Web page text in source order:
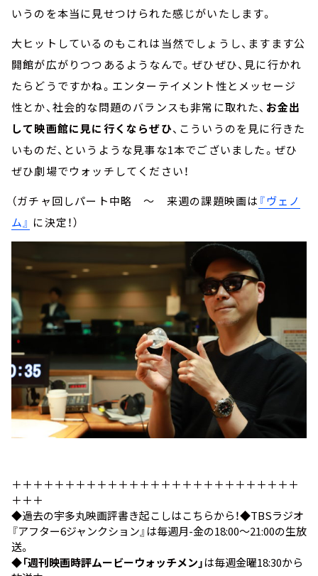
いうのを本当に見せつけられた感じがいたします。
大ヒットしているのもこれは当然でしょうし、ますます公
開館が広がりつつあるようなんで。ぜひぜひ、見に行かれ
たらどうですかね。エンターテイメント性とメッセージ
性とか、社会的な問題のバランスも非常に取れた、 お金出
して映画館に見に行くならぜひ、こういうのを見に行きた
いものだ、というような見事な1本でございました。ぜひ
ぜひ劇場でウォッチしてください！
（ガチャ回しパート中略 ～ 来週の課題映画は 『ヴェノ
ム』 に決定！）
＋＋＋＋＋＋＋＋＋＋＋＋＋＋＋＋＋＋＋＋＋＋＋＋＋＋＋
＋＋＋
◆過去の宇多丸映画評書き起こしはこちらから！◆TBSラジオ
『アフター6ジャンクション』 は毎週月-金の18:00～21:00の生放
送。
◆「週刊映画時評ムービーウォッチメン」は毎週金曜18:30から